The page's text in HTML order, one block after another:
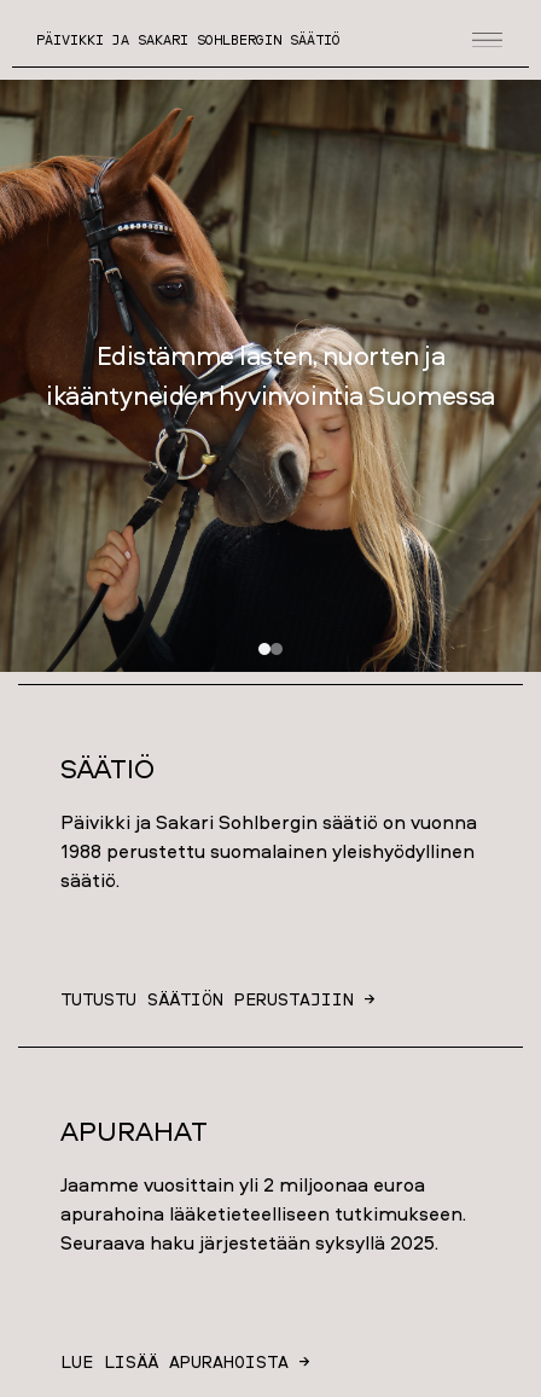
PÄIVIKKI JA SAKARI SOHLBERGIN SÄÄTIÖ
Jaamme apurahoja lääketieteelliseen
tutkimukseen
Säätiö
Päivikki ja Sakari Sohlbergin säätiö on vuonna
1988 perustettu suomalainen yleishyödyllinen
säätiö.
TUTUSTU SÄÄTIÖN PERUSTAJIIN →
Apurahat
Jaamme vuosittain yli 2 miljoonaa euroa
apurahoina lääketieteelliseen tutkimukseen.
Seuraava haku järjestetään syksyllä 2025.
LUE LISÄÄ APURAHOISTA →